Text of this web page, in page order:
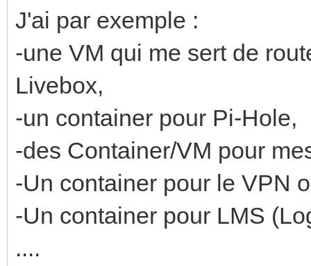
J'ai par exemple :
-une VM qui me sert de
Livebox,
-un container pour Pi-Hole,
-des Container/VM pour
-Un container pour le VPN
-Un container pour LMS
....